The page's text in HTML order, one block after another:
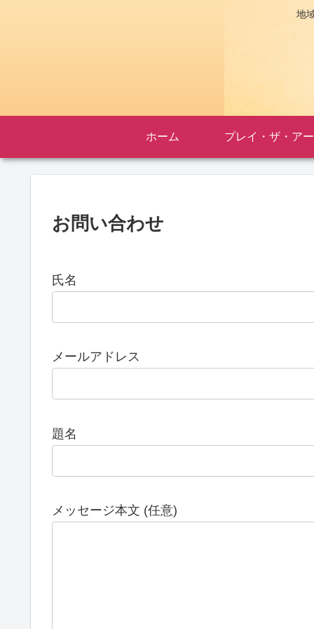
地
ホーム プレイ・ザ・ア
お問い合わせ
氏名
メールアドレス
題名
メッセージ本文 (任意)